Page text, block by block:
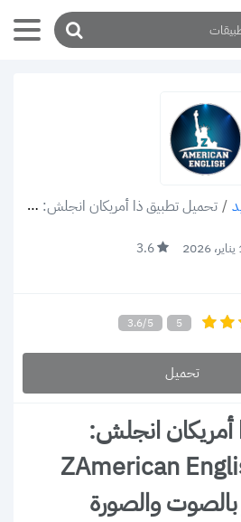
/ تحميل تطبيق ذا أمريكان انجلش: ZAmerican English apk v2.1.8 تعليم من الصفر بالصوت والصورة
3.6
3.6/5 5
تحميل
انجلش:
ZAmerican
والصورة